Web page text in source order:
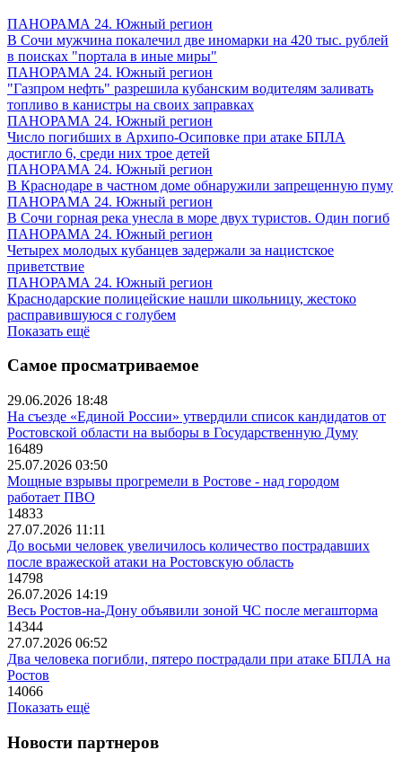
ПАНОРАМА 24. Южный регион
В Сочи мужчина покалечил две иномарки на 420 тыс. рублей
в поисках "портала в иные миры"
ПАНОРАМА 24. Южный регион
"Газпром нефть" разрешила кубанским водителям заливать
топливо в канистры на своих заправках
ПАНОРАМА 24. Южный регион
Число погибших в Архипо-Осиповке при атаке БПЛА
достигло 6, среди них трое детей
ПАНОРАМА 24. Южный регион
В Краснодаре в частном доме обнаружили запрещенную пуму
ПАНОРАМА 24. Южный регион
В Сочи горная река унесла в море двух туристов. Один погиб
ПАНОРАМА 24. Южный регион
Четырех молодых кубанцев задержали за нацистское
приветствие
ПАНОРАМА 24. Южный регион
Краснодарские полицейские нашли школьницу, жестоко
расправившуюся с голубем
Показать ещё
Самое просматриваемое
29.06.2026 18:48
На съезде «Единой России» утвердили список кандидатов от
Ростовской области на выборы в Государственную Думу
16489
25.07.2026 03:50
Мощные взрывы прогремели в Ростове - над городом
работает ПВО
14833
27.07.2026 11:11
До восьми человек увеличилось количество пострадавших
после вражеской атаки на Ростовскую область
14798
26.07.2026 14:19
Весь Ростов-на-Дону объявили зоной ЧС после мегашторма
14344
27.07.2026 06:52
Два человека погибли, пятеро пострадали при атаке БПЛА на
Ростов
14066
Показать ещё
Новости партнеров